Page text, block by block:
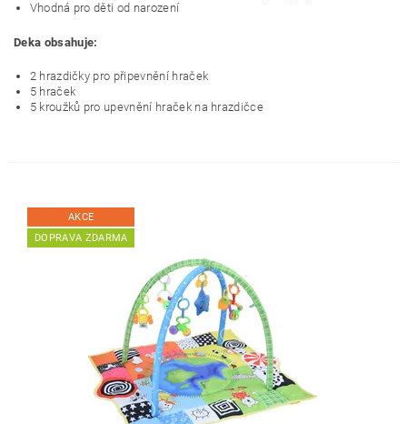
Vhodná pro děti od narození
Deka obsahuje:
2 hrazdičky pro připevnění hraček
5 hraček
5 kroužků pro upevnění hraček na hrazdičce
AKCE
DOPRAVA ZDARMA